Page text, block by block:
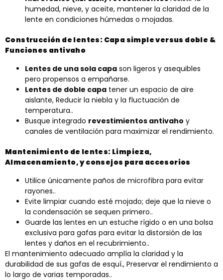
humedad, nieve, y aceite, mantener la claridad de la
lente en condiciones húmedas o mojadas.
Construcción de lentes: Capa simple versus doble &
Funciones antivaho
Lentes de una sola capa son ligeros y asequibles
pero propensos a empañarse.
Lentes de doble capa tener un espacio de aire
aislante, Reducir la niebla y la fluctuación de
temperatura..
Busque integrado revestimientos antivaho y
canales de ventilación para maximizar el rendimiento.
Mantenimiento de lentes: Limpieza,
Almacenamiento, y consejos para accesorios
Utilice únicamente paños de microfibra para evitar
rayones..
Evite limpiar cuando esté mojado; deje que la nieve o
la condensación se sequen primero..
Guarde las lentes en un estuche rígido o en una bolsa
exclusiva para gafas para evitar la distorsión de las
lentes y daños en el recubrimiento..
El mantenimiento adecuado amplía la claridad y la
durabilidad de sus gafas de esquí., Preservar el rendimiento a
lo largo de varias temporadas..